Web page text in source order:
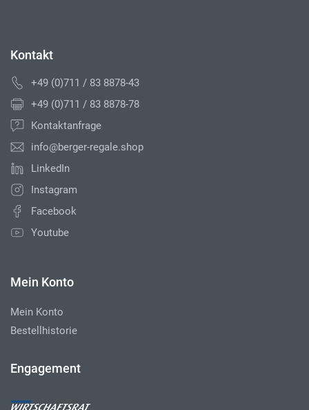
Kontakt
+49 (0)711 / 83 8878-43
+49 (0)711 / 83 8878-78
Kontaktanfrage
info@berger-regale.shop
LinkedIn
Instagram
Facebook
Youtube
Mein Konto
Mein Konto
Bestellhistorie
Engagement